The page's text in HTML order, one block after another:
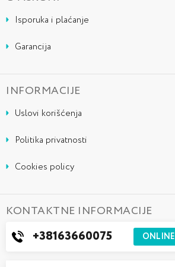
Isporuka i plaćanje
Garancija
INFORMACIJE
Uslovi korišćenja
Politika privatnosti
Cookies policy
KONTAKTNE INFORMACIJE
+38163660075 ONLINE